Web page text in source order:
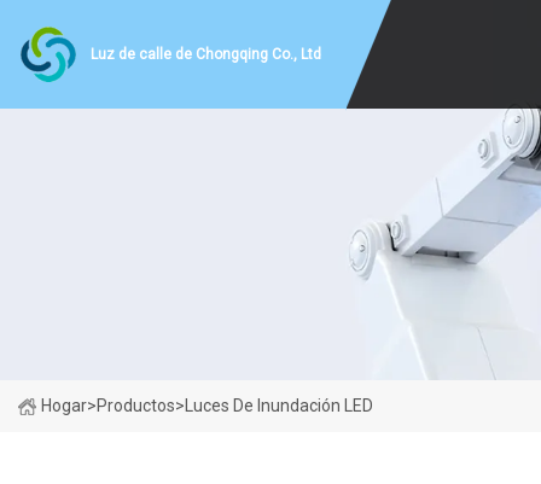
Luz de calle de Chongqing Co., Ltd
Hogar>Productos> Luces De Inundación LED